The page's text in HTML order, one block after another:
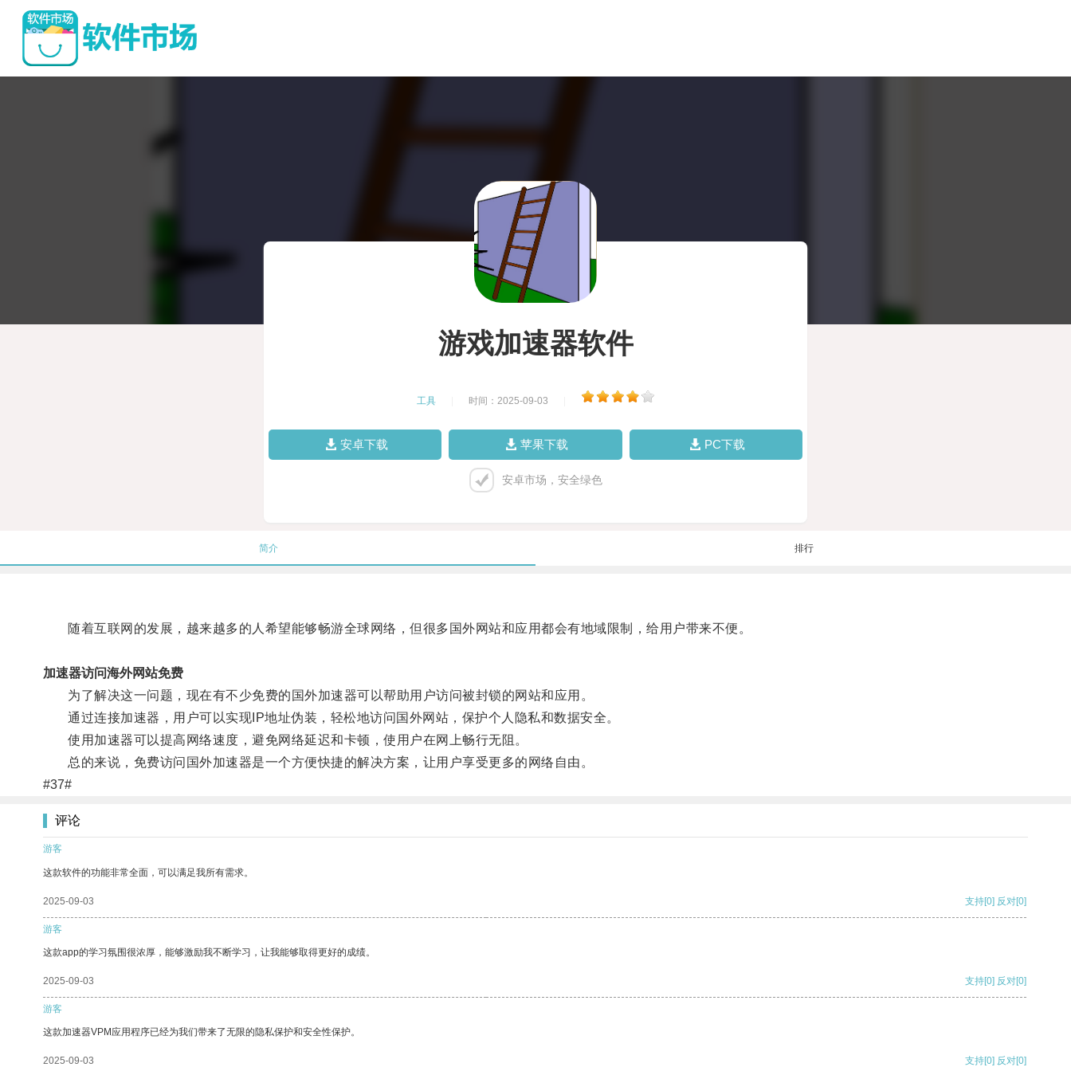
游戏加速器软件
工具 时间：2025-09-03
安卓下载 苹果下载 PC下载
安卓市场，安全绿色
简介 排行
随着互联网的发展，越来越多的人希望能够畅游全球网络，但很多国外网站和应用都会有地域限制，给用户带来不便。
加速器访问海外网站免费
为了解决这一问题，现在有不少免费的国外加速器可以帮助用户访问被封锁的网站和应用。
通过连接加速器，用户可以实现IP地址伪装，轻松地访问国外网站，保护个人隐私和数据安全。
使用加速器可以提高网络速度，避免网络延迟和卡顿，使用户在网上畅行无阻。
总的来说，免费访问国外加速器是一个方便快捷的解决方案，让用户享受更多的网络自由。
#37#
评论
游客
这款软件的功能非常全面，可以满足我所有需求。
2025-09-03 支持[0] 反对[0]
游客
这款app的学习氛围很浓厚，能够激励我不断学习，让我能够取得更好的成绩。
2025-09-03 支持[0] 反对[0]
游客
这款加速器VPM应用程序已经为我们带来了无限的隐私保护和安全性保护。
2025-09-03 支持[0] 反对[0]